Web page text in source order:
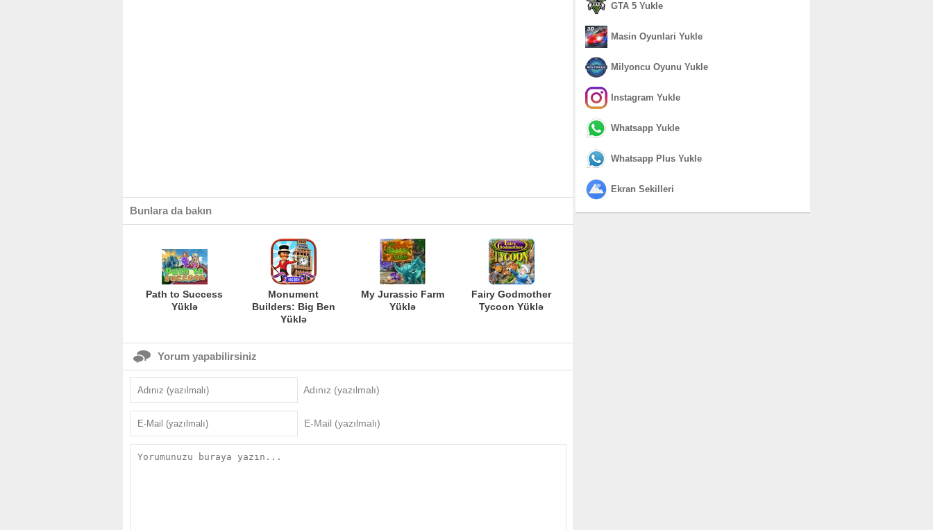
Bunlara da bakın
Path to Success
Yüklə
Monument
Builders: Big Ben
Yüklə
My Jurassic Farm
Yüklə
Fairy Godmother
Tycoon Yüklə
Yorum yapabilirsiniz
Adınız (yazılmalı)
E-Mail (yazılmalı)
GTA 5 Yukle
Masin Oyunlari Yukle
Milyoncu Oyunu Yukle
Instagram Yukle
Whatsapp Yukle
Whatsapp Plus Yukle
Ekran Sekilleri